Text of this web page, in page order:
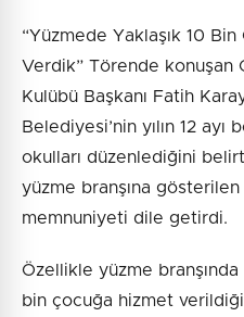
“Yüzmede Yaklaşık 10
Verdik” Törende konuşan
Kulübü Başkanı Fatih
Belediyesi’nin yılın 12
okulları düzenlediğini
yüzme branşına
memnuniyeti dile getirdi.
Özellikle yüzme
bin çocuğa hizmet